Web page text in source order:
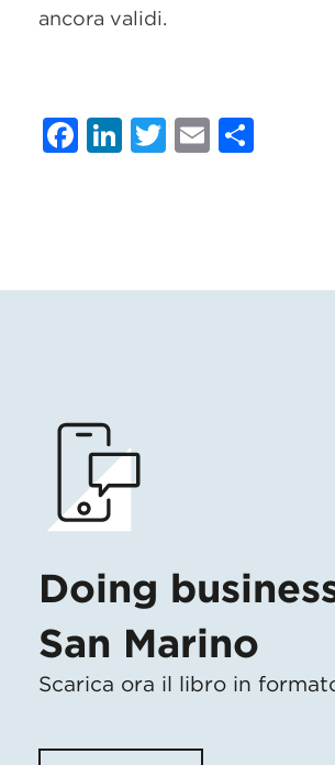
ancora validi.
Facebook
LinkedIn
Twitter
Email
Doing
San Marino
Scarica ora il libro in